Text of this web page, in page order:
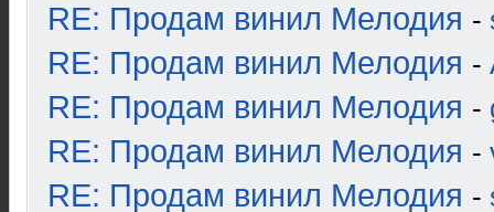
RE: Продам винил Мелодия -
RE: Продам винил Мелодия -
RE: Продам винил Мелодия -
RE: Продам винил Мелодия -
RE: Продам винил Мелодия -